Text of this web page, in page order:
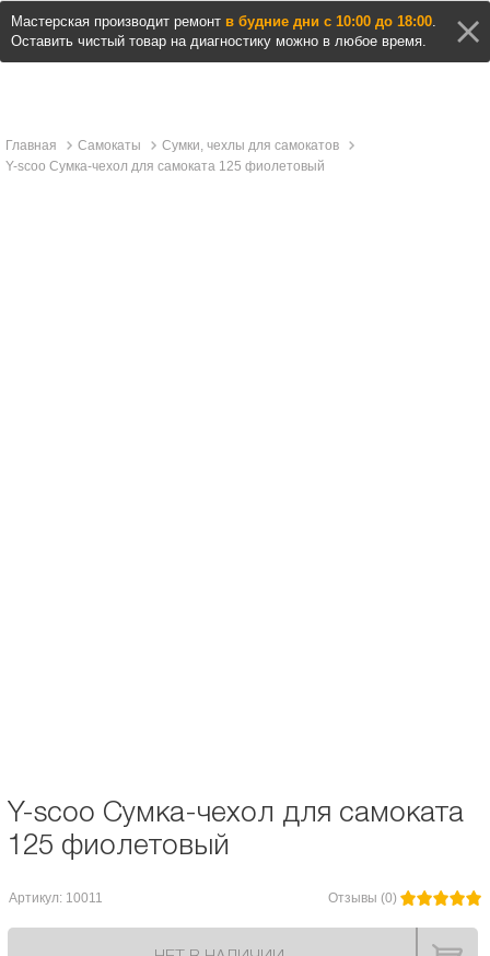
Мастерская производит ремонт в будние дни с 10:00 до 18:00.
Оставить чистый товар на диагностику можно в любое время.
Главная Самокаты
Сумки, чехлы для самокатов
Y-scoo Сумка-чехол для самоката 125 фиолетовый
Y-scoo Сумка-чехол для самоката
125 фиолетовый
Артикул: 10011 Отзывы (0)